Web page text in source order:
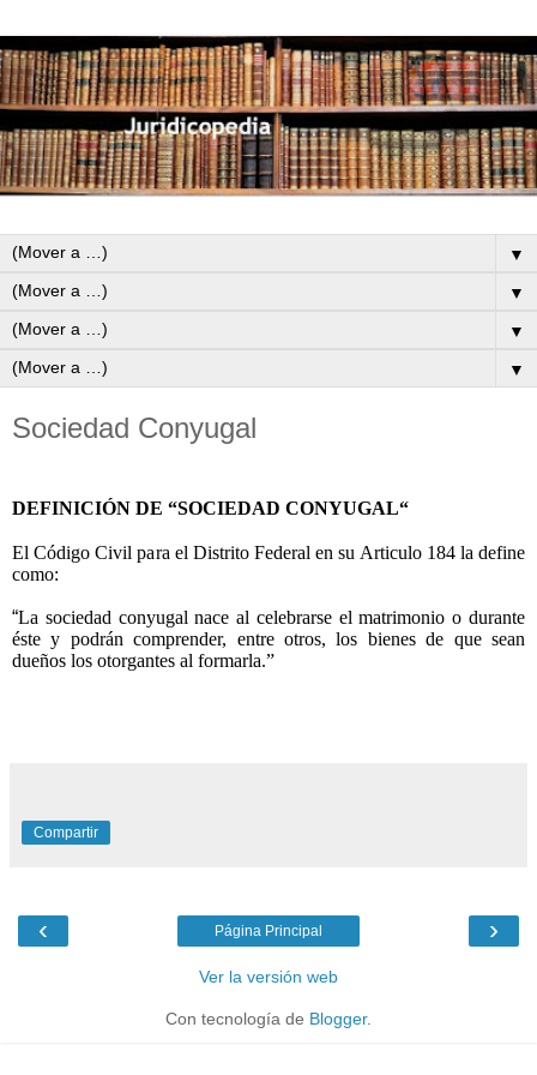
▼
▼
▼
▼
Sociedad Conyugal
DEFINICIÓN DE “SOCIEDAD CONYUGAL“
El Código Civil para el Distrito Federal en su Articulo 184 la define
como:
“La sociedad conyugal nace al celebrarse el matrimonio o durante
éste y podrán comprender, entre otros, los bienes de que sean
dueños los otorgantes al formarla.”
Compartir
‹ ›
Página Principal
Ver la versión web
Con tecnología de Blogger.